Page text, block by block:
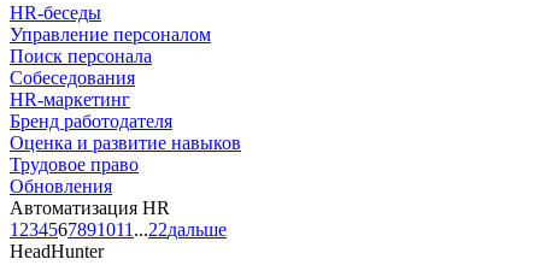
HR-беседы
Управление персоналом
Поиск персонала
Собеседования
HR-маркетинг
Бренд работодателя
Оценка и развитие навыков
Трудовое право
Обновления
Автоматизация HR
1 234567891011 ...22дальше
HeadHunter